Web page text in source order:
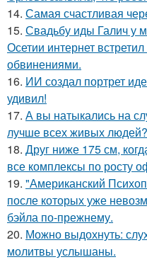
14. Самая счастливая
15. Свадьбу иды Галич у
Осетии интернет
обвинениями.
16. ИИ создал портрет
удивил!
17. А вы натыкались на
лучше всех живых людей?
18. Друг ниже 175 см,
все комплексы по росту
19. "Американский
после которых уже
бэйла по-прежнему.
20. Можно выдохнуть:
молитвы услышаны.